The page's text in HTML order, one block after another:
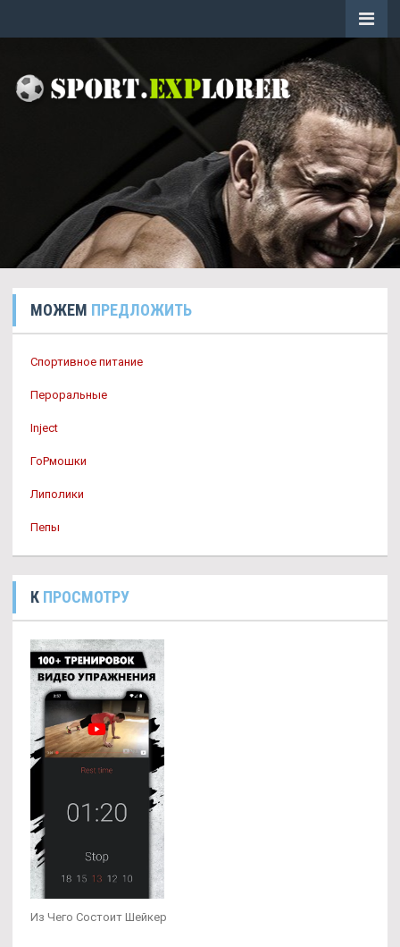
МОЖЕМ ПРЕДЛОЖИТЬ
Спортивное питание
Пероральные
Inject
ГоРмошки
Липолики
Пепы
К ПРОСМОТРУ
Из Чего Состоит Шейкер